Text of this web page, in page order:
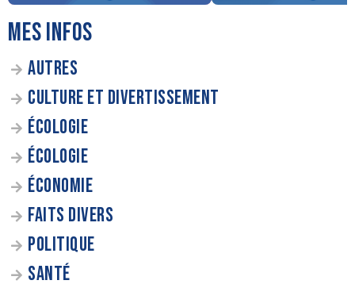
MES INFOS
AUTRES
CULTURE ET DIVERTISSEMENT
ÉCOLOGIE
ÉCOLOGIE
ÉCONOMIE
FAITS DIVERS
POLITIQUE
SANTÉ